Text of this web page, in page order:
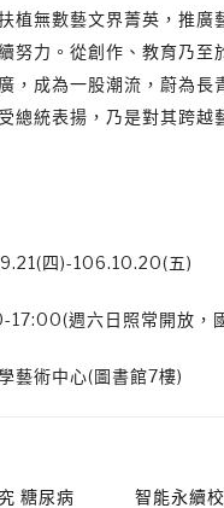
植無數藝文界菁英，推廣
努力。從創作、教育乃至
，成為一股潮流，蔚為長
總統表揚，乃是對其跨越
四)-106.10.20(五)
週六日照常開放，
藝術中心(圖書館7樓)
糖尿病
智能永續